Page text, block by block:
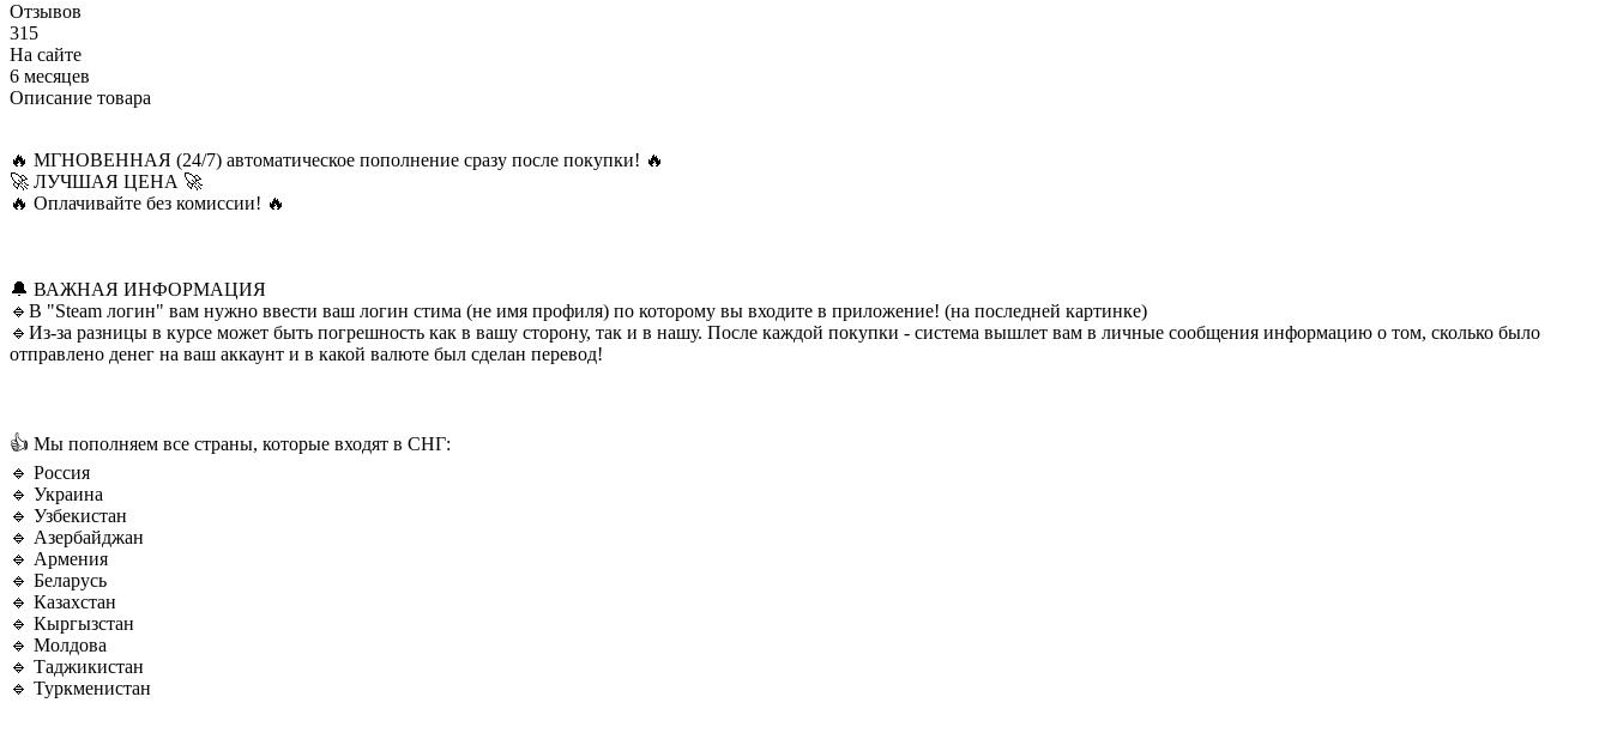
Отзывов
315
На сайте
6 месяцев
Описание товара
🔥 МГНОВЕННАЯ (24/7) автоматическое пополнение сразу после покупки! 🔥
🚀 ЛУЧШАЯ ЦЕНА 🚀
🔥 Оплачивайте без комиссии! 🔥
🔔 ВАЖНАЯ ИНФОРМАЦИЯ
🔹В "Steam логин" вам нужно ввести ваш логин стима (не имя профиля) по которому вы входите в приложение! (на последней картинке)
🔹Из-за разницы в курсе может быть погрешность как в вашу сторону, так и в нашу. После каждой покупки - система вышлет вам в личные сообщения информацию о том, сколько было
отправлено денег на ваш аккаунт и в какой валюте был сделан перевод!
👍 Мы пополняем все страны, которые входят в СНГ:
🔹 Россия
🔹 Украина
🔹 Узбекистан
🔹 Азербайджан
🔹 Армения
🔹 Беларусь
🔹 Казахстан
🔹 Кыргызстан
🔹 Молдова
🔹 Таджикистан
🔹 Туркменистан